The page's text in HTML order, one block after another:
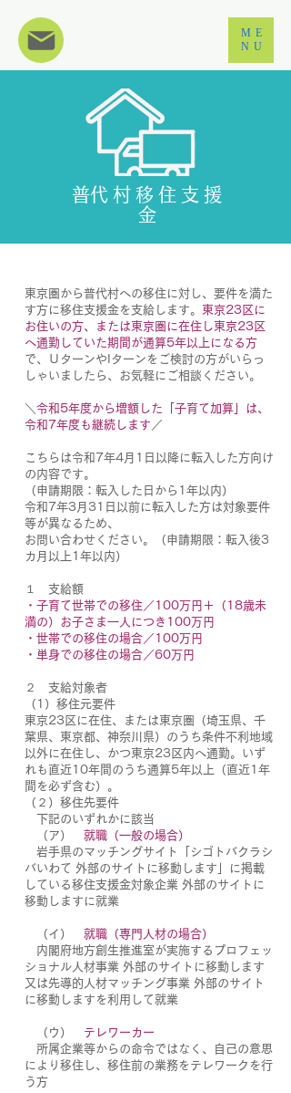
ME
NU
​普代村移住支援
金
東京圏から普代村への移住に対し、要件を満た
す方に移住支援金を支給します。 東京23区に
お住いの方、または東京圏に在住し東京23区
へ通勤していた期間が通算5年以上になる方
で、ＵターンやIターンをご検討の方がいらっ
しゃいましたら、お気軽にご相談ください。
＼ 令和5年度から増額した「子育て加算」は、
令和7年度も継続します ／
こちらは令和7年4月1日以降に転入した方向け
の内容です。
（申請期限：転入した日から1年以内）
令和7年3月31日以前に転入した方は対象要件
等が異なるため、
お問い合わせください。（申請期限：転入後3
カ月以上1年以内）
１ 支給額
・子育て世帯での移住／100万円＋（18歳未
満の）お子さま一人につき100万円
・世帯での移住の場合／100万円
・単身での移住の場合／60万円
２ 支給対象者
（1）移住元要件
東京23区に在住、または東京圏（埼玉県、千
葉県、東京都、神奈川県）のうち条件不利地域
以外に在住し、かつ東京23区内へ通勤。いず
れも直近10年間のうち通算5年以上（直近1年
間を必ず含む）。
（２）移住先要件
下記のいずれかに該当
（ア） 就職（一般の場合）
岩手県のマッチングサイト「シゴトバクラシ
バいわて 外部のサイトに移動します」に掲載
している移住支援金対象企業 外部のサイトに
移動しますに就業
（イ） 就職（専門人材の場合）
内閣府地方創生推進室が実施するプロフェッ
ショナル人材事業 外部のサイトに移動します
又は先導的人材マッチング事業 外部のサイト
に移動しますを利用して就業
（ウ） テレワーカー
所属企業等からの命令ではなく、自己の意思
により移住し、移住前の業務をテレワークを行
う方